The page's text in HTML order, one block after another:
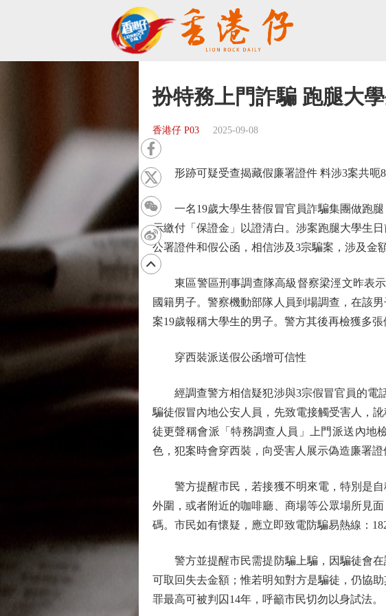
扮特務上門詐騙 跑腿大
香港仔 P03 2025-09-08
形跡可疑受查揭藏假廉署證件 料涉3案共呃
一名19歲大學生替假冒官員詐騙集團做跑腿
示繳付「保證金」以證清白。涉案跑腿大學生
公署證件和假公函，相信涉及3宗騙案，涉及金
東區警區刑事調查隊高級督察梁涇文昨表示
國籍男子。警察機動部隊人員到場調查，在該
案19歲報稱大學生的男子。警方其後再檢獲多張
穿西裝派送假公函增可信性
經調查警方相信疑犯涉與3宗假冒官員的電話
騙徒假冒內地公安人員，先致電接觸受害人，
徒更聲稱會派「特務調查人員」上門派送內地
色，犯案時會穿西裝，向受害人展示偽造廉署證
警方提醒市民，若接獲不明來電，特別是自
外圍，或者附近的咖啡廳、商場等公眾場所見
碼。市民如有懷疑，應立即致電防騙易熱線：
警方並提醒市民需提防騙上騙，因騙徒會在
可取回失去金額；惟若明知對方是騙徒，仍協
罪最高可被判囚14年，呼籲市民切勿以身試法。